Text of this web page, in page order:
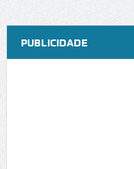
PUBLICIDADE